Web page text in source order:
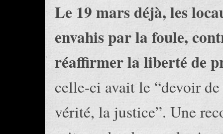
Le 19 mars déjà, les
envahis par la foule,
réaffirmer la liberté de
celle-ci avait le “devoir
vérité, la justice”. Une